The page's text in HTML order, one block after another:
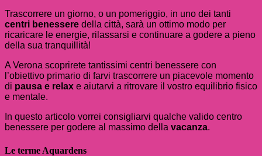
Trascorrere un giorno, o un pomeriggio, in uno dei tanti
centri benessere della città, sarà un ottimo modo per
ricaricare le energie, rilassarsi e continuare a godere a pieno
della sua tranquillità!
A Verona scoprirete tantissimi centri benessere con
l’obiettivo primario di farvi trascorrere un piacevole momento
di pausa e relax e aiutarvi a ritrovare il vostro equilibrio fisico
e mentale.
In questo articolo vorrei consigliarvi qualche valido centro
benessere per godere al massimo della vacanza.
Le terme Aquardens